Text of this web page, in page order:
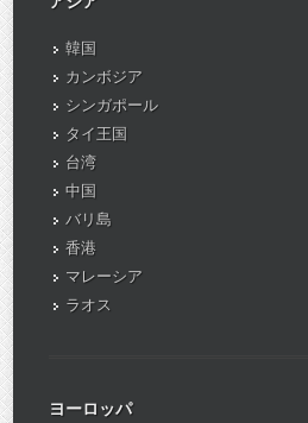
韓国
カンボジア
シンガポール
タイ王国
台湾
中国
バリ島
香港
マレーシア
ラオス
ヨーロッパ